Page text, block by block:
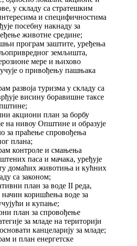
у складу са стратешким
и специфичностима
посебну накнаду за
животне средине;
програм заштите, уређења
земљишта,
мере и њихово
о привођењу пашњака
развоја туризма у складу са
висину боравишне таксе
акциони план за борбу
на нивоу Општине и образује
за праћење спровођења
плана;
контроле и смањења
паса и мачака, уређује
домаћих животиња и кућних
са законом;
план за воде II реда,
начин коришћења воде за
и купање;
план за спровођење
за младе на територији
канцеларију за младе;
и план енергетске